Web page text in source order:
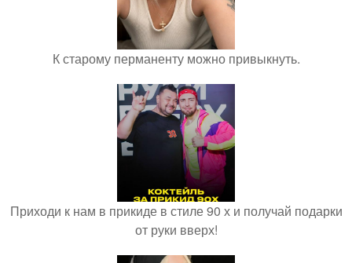
К старому перманенту можно привыкнуть.
Приходи к нам в прикиде в стиле 90 х и получай подарки
от руки вверх!